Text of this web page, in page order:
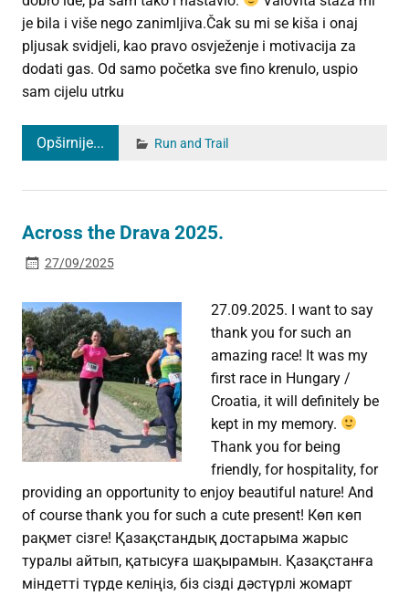
je bila i više nego zanimljiva.Čak su mi se kiša i onaj
pljusak svidjeli, kao pravo osvježenje i motivacija za
dodati gas. Od samo početka sve fino krenulo, uspio
sam cijelu utrku
Opširnije... Run and Trail
Across the Drava 2025.
27/09/2025
27.09.2025. I want to say
thank you for such an
amazing race! It was my
first race in Hungary /
Croatia, it will definitely be
kept in my memory.
Thank you for being
friendly, for hospitality, for
providing an opportunity to enjoy beautiful nature! And
of course thank you for such a cute present! Көп көп
рақмет сізге! Қазақстандық достарыма жарыс
туралы айтып, қатысуға шақырамын. Қазақстанға
міндетті түрде келіңіз, біз сізді дәстүрлі жомарт